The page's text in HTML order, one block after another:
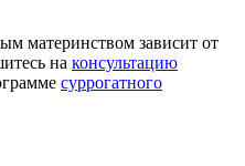
материнством зависит от
на консультацию
суррогатного